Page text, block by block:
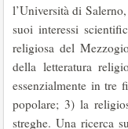
l’Università di
suoi interessi
religiosa del
della letteratura
essenzialmente in tre
popolare; 3) la
streghe. Una ricerca